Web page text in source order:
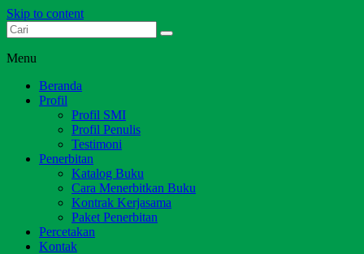
Skip to content
Dari Jambi untuk Indonesia
Menu
Beranda
Profil
Profil SMI
Profil Penulis
Testimoni
Penerbitan
Katalog Buku
Cara Menerbitkan Buku
Kontrak Kerjasama
Paket Penerbitan
Percetakan
Kontak